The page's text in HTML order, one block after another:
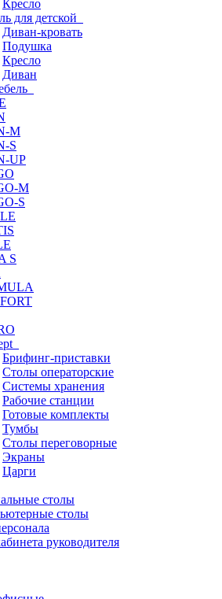
Кресло
для детской
Диван-кровать
Подушка
Кресло
Диван
M
S
UP
M
S
S
Брифинг-приставки
Столы операторские
Системы хранения
Рабочие станции
Готовые комплекты
Тумбы
Столы переговорные
Экраны
Царги
столы
столы
руководителя